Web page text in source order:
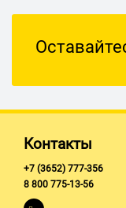
Контакты
+7 (3652) 777-356
8 800 775-13-56